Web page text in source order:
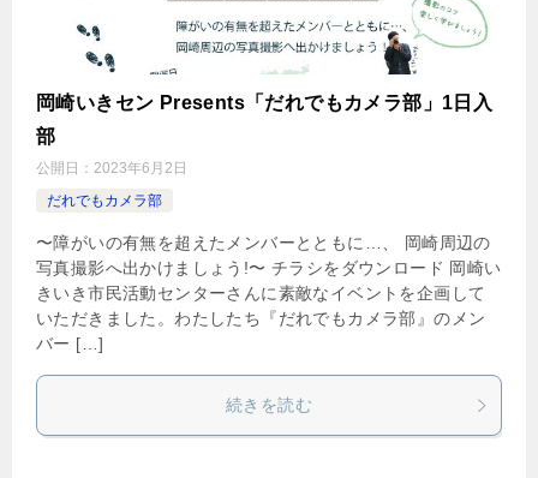
岡崎いきセン Presents「だれでもカメラ部」1日入
部
公開日： 2023年6月2日
だれでもカメラ部
〜障がいの有無を超えたメンバーとともに…、 岡崎周辺の
写真撮影へ出かけましょう!〜 チラシをダウンロード 岡崎い
きいき市民活動センターさんに素敵なイベントを企画して
いただきました。わたしたち『だれでもカメラ部』のメン
バー […]
続きを読む